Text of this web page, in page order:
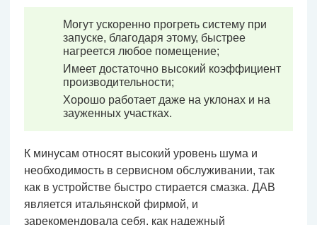
Могут ускоренно прогреть систему при
запуске, благодаря этому, быстрее
нагреется любое помещение;
Имеет достаточно высокий коэффициент
производительности;
Хорошо работает даже на уклонах и на
зауженных участках.
К минусам относят высокий уровень шума и
необходимость в сервисном обслуживании, так
как в устройстве быстро стирается смазка. ДАВ
является итальянской фирмой, и
зарекомендовала себя, как надежный